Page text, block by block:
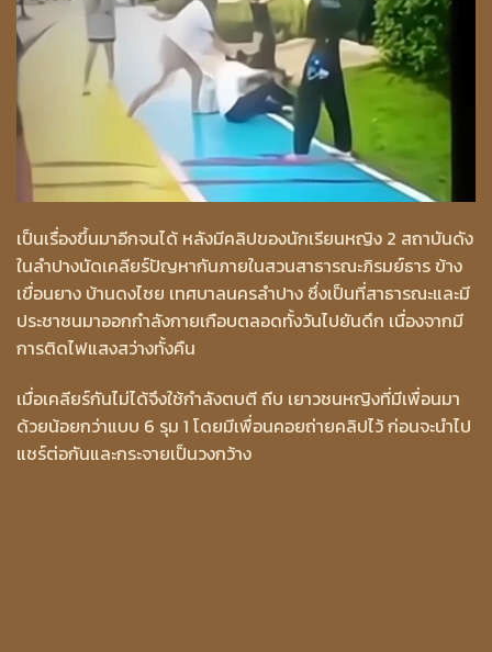
เป็นเรื่องขึ้นมาอีกจนได้ หลังมีคลิปของนักเรียนหญิง 2 สถาบันดัง
ในลำปางนัดเคลียร์ปัญหากันภายในสวนสาธารณะภิรมย์ธาร ข้าง
เขื่อนยาง บ้านดงไชย เทศบาลนครลำปาง ซึ่งเป็นที่สาธารณะและมี
ประชาชนมาออกกำลังกายเกือบตลอดทั้งวันไปยันดึก เนื่องจากมี
การติดไฟแสงสว่างทั้งคืน
เมื่อเคลียร์กันไม่ได้จึงใช้กำลังตบตี ถีบ เยาวชนหญิงที่มีเพื่อนมา
ด้วยน้อยกว่าแบบ 6 รุม 1 โดยมีเพื่อนคอยถ่ายคลิปไว้ ก่อนจะนำไป
แชร์ต่อกันและกระจายเป็นวงกว้าง